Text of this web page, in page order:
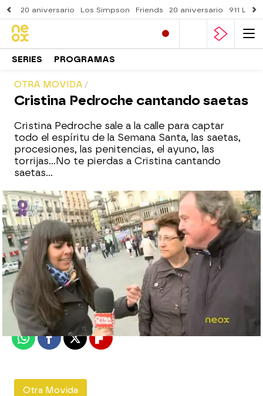
20 aniversario Los Simpson Friends 20 aniversario 911
SERIES PROGRAMAS
OTRA MOVIDA
Cristina Pedroche cantando saetas
Cristina Pedroche sale a la calle para captar
todo el espíritu de la Semana Santa, las saetas,
procesiones, las penitencias, el ayuno, las
torrijas...No te pierdas a Cristina cantando
saetas...
neox
MADRID
Publicado:05 de abril de 2012, 16:42
WhatsappFacebook
X Flipboard
Otra Movida